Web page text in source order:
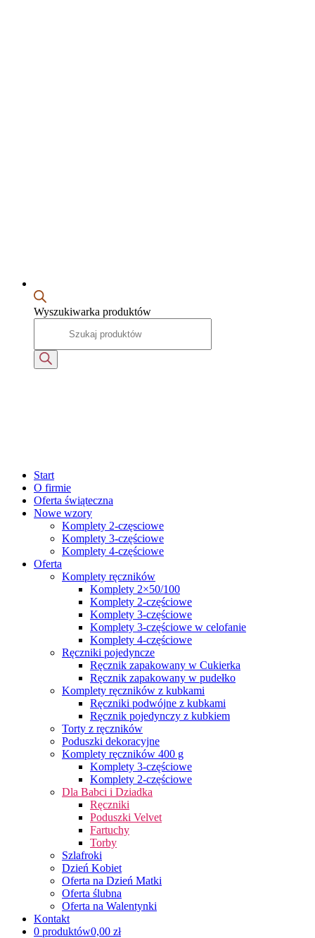
Wyszukiwarka produktów
Start
O firmie
Oferta świąteczna
Nowe wzory
Komplety 2-częsciowe
Komplety 3-częściowe
Komplety 4-częściowe
Oferta
Komplety ręczników
Komplety 2×50/100
Komplety 2-częściowe
Komplety 3-częściowe
Komplety 3-częściowe w celofanie
Komplety 4-częściowe
Ręczniki pojedyncze
Ręcznik zapakowany w Cukierka
Ręcznik zapakowany w pudełko
Komplety ręczników z kubkami
Ręczniki podwójne z kubkami
Ręcznik pojedynczy z kubkiem
Torty z ręczników
Poduszki dekoracyjne
Komplety ręczników 400 g
Komplety 3-częściowe
Komplety 2-częściowe
Dla Babci i Dziadka
Ręczniki
Poduszki Velvet
Fartuchy
Torby
Szlafroki
Dzień Kobiet
Oferta na Dzień Matki
Oferta ślubna
Oferta na Walentynki
Kontakt
0 produktów0,00 zł